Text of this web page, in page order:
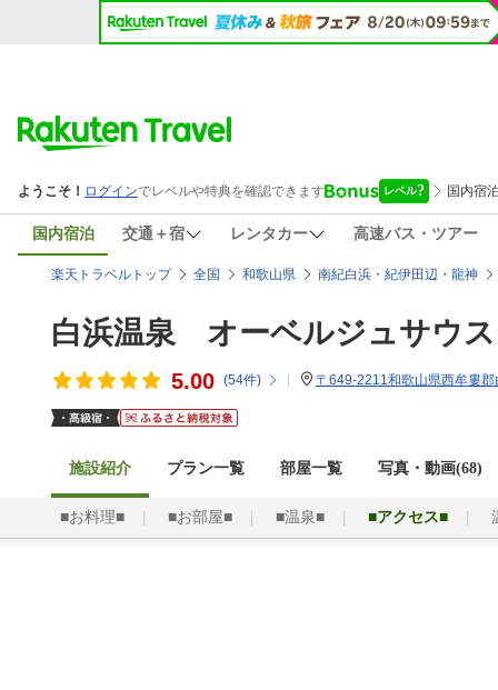
国内宿泊 交通＋宿 レンタカー 高速バス・ツアー
楽天トラベルトップ 全国 和歌山県 南紀白浜・紀伊田辺・龍神
白浜温泉 オーベルジュサウ
5.00 (54件) 〒649-2211和歌山県西牟婁
施設紹介 プラン一覧 部屋一覧 写真・動画(68)
■お料理■ ■お部屋■ ■温泉■ ■アクセス■